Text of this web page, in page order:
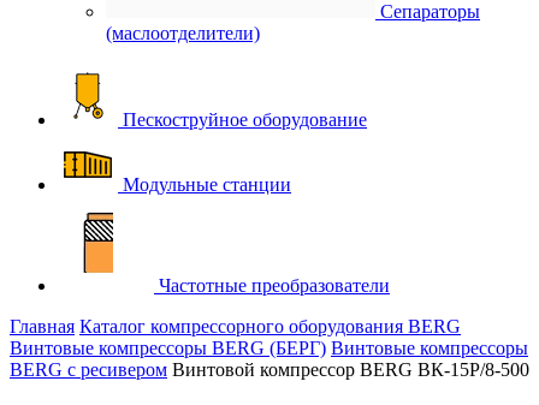
Сепараторы
(маслоотделители)
Пескоструйное оборудование
Модульные станции
Частотные преобразователи
Главная Каталог компрессорного оборудования BERG
Винтовые компрессоры BERG (БЕРГ) Винтовые компрессоры
BERG с ресивером Винтовой компрессор BERG ВК-15P/8-500